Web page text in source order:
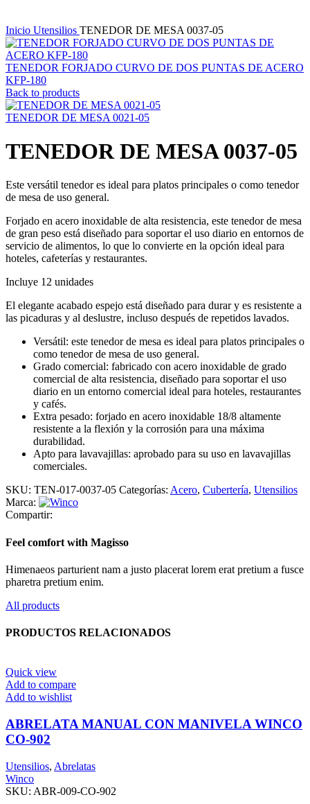
Inicio Utensilios TENEDOR DE MESA 0037-05
TENEDOR FORJADO CURVO DE DOS PUNTAS DE ACERO
KFP-180
Back to products
TENEDOR DE MESA 0021-05
TENEDOR DE MESA 0037-05
Este versátil tenedor es ideal para platos principales o como tenedor
de mesa de uso general.
Forjado en acero inoxidable de alta resistencia, este tenedor de mesa
de gran peso está diseñado para soportar el uso diario en entornos de
servicio de alimentos, lo que lo convierte en la opción ideal para
hoteles, cafeterías y restaurantes.
Incluye 12 unidades
El elegante acabado espejo está diseñado para durar y es resistente a
las picaduras y al deslustre, incluso después de repetidos lavados.
Versátil: este tenedor de mesa es ideal para platos principales o
como tenedor de mesa de uso general.
Grado comercial: fabricado con acero inoxidable de grado
comercial de alta resistencia, diseñado para soportar el uso
diario en un entorno comercial ideal para hoteles, restaurantes
y cafés.
Extra pesado: forjado en acero inoxidable 18/8 altamente
resistente a la flexión y la corrosión para una máxima
durabilidad.
Apto para lavavajillas: aprobado para su uso en lavavajillas
comerciales.
SKU: TEN-017-0037-05 Categorías: Acero, Cubertería, Utensilios
Marca:
Compartir:
Feel comfort with Magisso
Himenaeos parturient nam a justo placerat lorem erat pretium a fusce
pharetra pretium enim.
All products
PRODUCTOS RELACIONADOS
Quick view
Add to compare
Add to wishlist
ABRELATA MANUAL CON MANIVELA WINCO
CO-902
Utensilios, Abrelatas
Winco
SKU: ABR-009-CO-902